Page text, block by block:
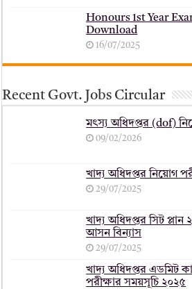
Honours 1st Year
Download
16/07/2025
Recent Govt. Jobs Circular
মৎস্য অধিদপ্তর (dof)
09/02/2026
খাদ্য অধিদপ্তর নিয়োগ
29/07/2025
খাদ্য অধিদপ্তর সিট
আসন বিন্যাস
29/07/2025
খাদ্য অধিদপ্তর এডমিট
পরীক্ষার সময়সূচি ২০২৫